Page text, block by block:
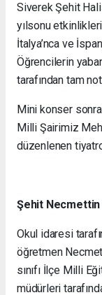
Siverek Şehit
yılsonu etkinlikleri
İtalya’nca ve
Öğrencilerin
tarafından tam not
Mini konser
Milli Şairimiz
düzenlenen
Şehit Necmettin
Okul idaresi
öğretmen
sınıfı İlçe Milli
müdürleri